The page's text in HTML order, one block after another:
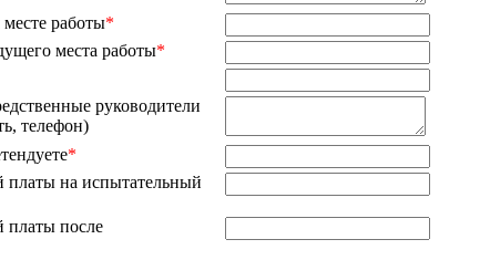
работы*
места работы*
руководители
телефон)
*
платы на испытательный
платы после